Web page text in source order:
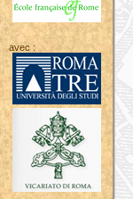
avec :